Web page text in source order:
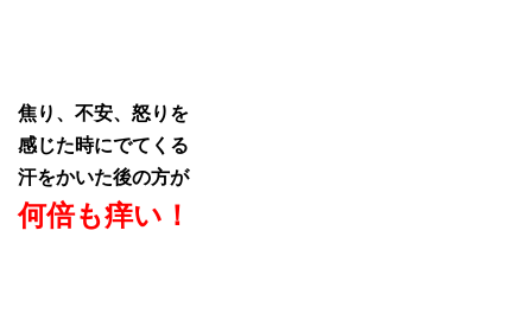
焦り、不安、怒りを
感じた時にでてくる
汗をかいた後の方が
何倍も痒い！